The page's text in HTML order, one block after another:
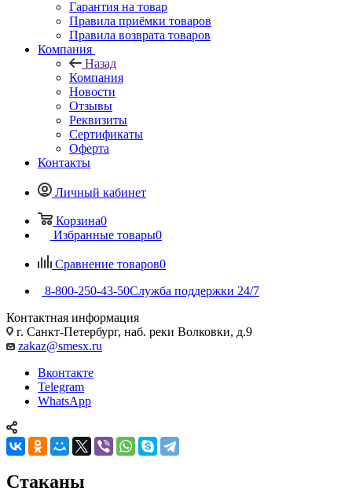
Гарантия на товар
Правила приёмки товаров
Правила возврата товаров
Компания
Назад
Компания
Новости
Отзывы
Реквизиты
Сертификаты
Оферта
Контакты
Личный кабинет
Корзина0
Избранные товары0
Сравнение товаров0
8-800-250-43-50Служба поддержки 24/7
Контактная информация
г. Санкт-Петербург, наб. реки Волковки, д.9
zakaz@smesx.ru
Вконтакте
Telegram
WhatsApp
Стаканы